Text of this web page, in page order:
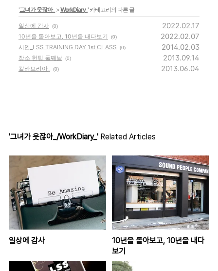
'그녀가 웃잖아_ >WorkDiary_ ' 카테고리의 다른 글
일상에 감사 (0) 2022.02.17
10년을 돌아보고, 10년을 내다보기 (0) 2022.02.07
시안_LSS TRAINING DAY 1st CLASS (0) 2014.02.03
장소 헌팅 둘째날 (0) 2013.09.14
칼라브리아_ (0) 2013.06.04
'그녀가 웃잖아_/WorkDiary_' Related Articles
일상에 감사
10년을 돌아보고, 10년을 내다
보기